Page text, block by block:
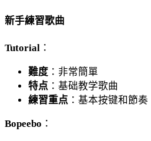
新手練習歌曲
Tutorial ：
難度 ：非常簡單
特点 ：基础教学歌曲
練習重点 ：基本按键和節奏
Bopeebo ：